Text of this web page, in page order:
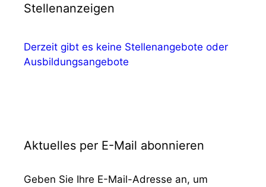
Stellenanzeigen
Derzeit gibt es keine Stellenangebote oder
Ausbildungsangebote
Aktuelles per E-Mail abonnieren
Geben Sie Ihre E-Mail-Adresse an, um